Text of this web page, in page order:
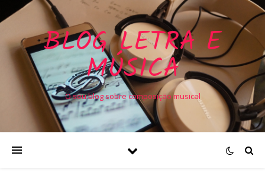
BLOG LETRA E
MÚSICA
O seu blog sobre composição musical